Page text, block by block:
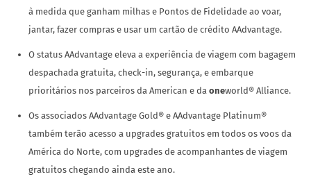
à medida que ganham milhas e Pontos de Fidelidade ao voar,
jantar, fazer compras e usar um cartão de crédito AAdvantage.
O status AAdvantage eleva a experiência de viagem com bagagem
despachada gratuita, check-in, segurança, e embarque
prioritários nos parceiros da American e da oneworld® Alliance.
Os associados AAdvantage Gold® e AAdvantage Platinum®
também terão acesso a upgrades gratuitos em todos os voos da
América do Norte, com upgrades de acompanhantes de viagem
gratuitos chegando ainda este ano.